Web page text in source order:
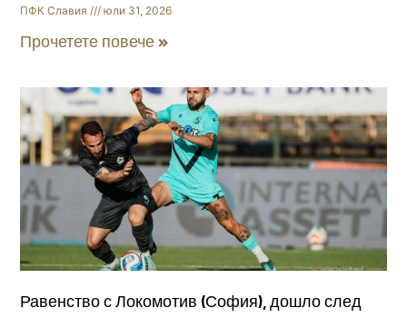
ПФК Славия юли 31, 2026
Прочетете повече »
Равенство с Локомотив (София), дошло след